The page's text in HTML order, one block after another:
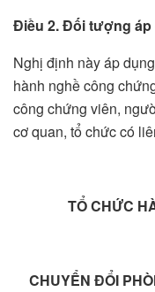
Điều 2. Đối tượng áp
Nghị định này áp
hành nghề công
công chứng viên,
cơ quan, tổ chức có
TỔ CHỨC
CHUYỂN ĐỔI